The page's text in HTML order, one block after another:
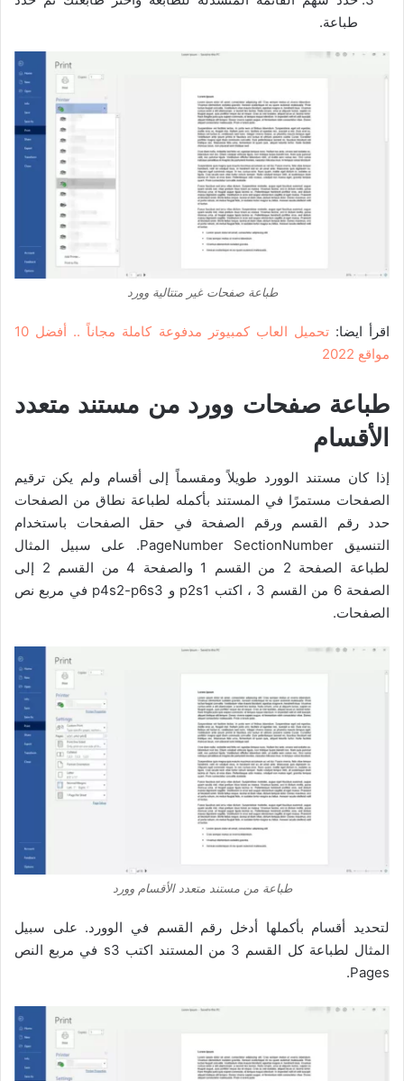
طباعة.
طباعة صفحات غير متتالية وورد
اقرأ ايضا:
تحميل العاب كمبيوتر مدفوعة كاملة مجاناً .. أفضل 10
مواقع 2022
طباعة صفحات وورد من مستند متعدد
الأقسام
إذا كان مستند الوورد طويلاً ومقسماً إلى أقسام ولم يكن ترقيم
الصفحات مستمرًا في المستند بأكمله لطباعة نطاق من الصفحات
حدد رقم القسم ورقم الصفحة في حقل الصفحات باستخدام
التنسيق PageNumber SectionNumber. على سبيل المثال
لطباعة الصفحة 2 من القسم 1 والصفحة 4 من القسم 2 إلى
الصفحة 6 من القسم 3 ، اكتب p2s1 و p4s2-p6s3 في مربع نص
الصفحات.
طباعة من مستند متعدد الأقسام وورد
لتحديد أقسام بأكملها أدخل رقم القسم في الوورد. على سبيل
المثال لطباعة كل القسم 3 من المستند اكتب s3 في مربع النص
Pages.